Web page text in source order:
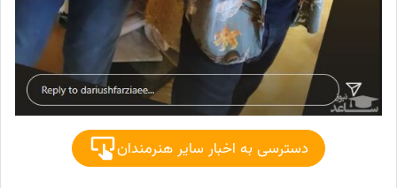
دسترسی به اخبار سایر هنرمندان